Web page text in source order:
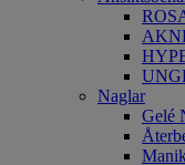
Naglar
Gelé